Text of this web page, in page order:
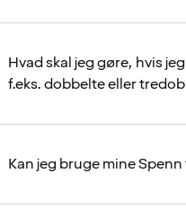
Hvad skal jeg gøre, hvis
f.eks. dobbelte eller
Kan jeg bruge mine